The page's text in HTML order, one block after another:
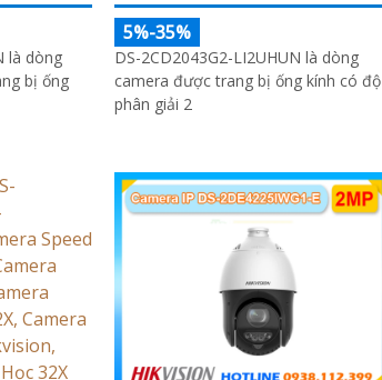
là dòng
bị ống
5%-35%
DS-2CD2043G2-LI2UHUN là dòng
camera được trang bị ống kính có độ
phân giải 2